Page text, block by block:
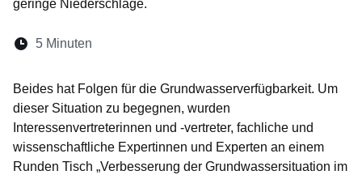
geringe Niederschläge.
Lesedauer:
5 Minuten
Beides hat Folgen für die Grundwasserverfügbarkeit. Um
dieser Situation zu begegnen, wurden
Interessenvertreterinnen und -vertreter, fachliche und
wissenschaftliche Expertinnen und Experten an einem
Runden Tisch „Verbesserung der Grundwassersituation im